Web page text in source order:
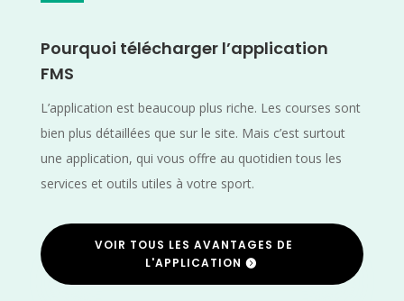
Pourquoi télécharger l’application
FMS
L’application est beaucoup plus riche. Les courses sont
bien plus détaillées que sur le site. Mais c’est surtout
une application, qui vous offre au quotidien tous les
services et outils utiles à votre sport.
VOIR TOUS LES AVANTAGES DE
L'APPLICATION